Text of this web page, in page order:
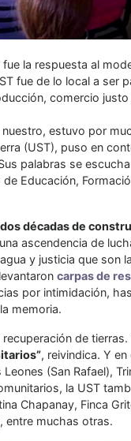
la respuesta al
fue de lo local a ser
comercio
nuestro, estuvo por
(UST), puso en
palabras se
Educación,
décadas de
ascendencia de
y justicia que son
carpas de
por intimidación,
memoria.
de tierras.
, reivindica. Y
(San Rafael),
la UST
Chapanay, Finca
entre muchas otras.